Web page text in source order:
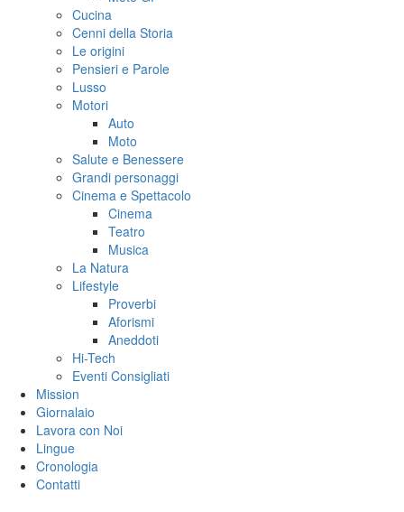
Cucina
Cenni della Storia
Le origini
Pensieri e Parole
Lusso
Motori
Auto
Moto
Salute e Benessere
Grandi personaggi
Cinema e Spettacolo
Cinema
Teatro
Musica
La Natura
Lifestyle
Proverbi
Aforismi
Aneddoti
Hi-Tech
Eventi Consigliati
Mission
Giornalaio
Lavora con Noi
Lingue
Cronologia
Contatti